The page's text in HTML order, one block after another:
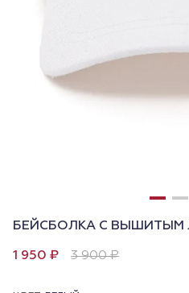
БЕЙСБОЛКА С ВЫШИТЫМ
1 950 ₽ 3 900 ₽